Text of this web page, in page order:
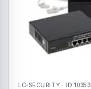
LC-SECURITY · ID 10353